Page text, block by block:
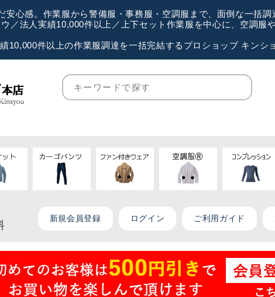
安心感。作業服から警備服・事務服・空調服まで、面倒な一括調
／法人実績10,000件以上／上下セット作業服を中心に、空調服
10,000件以上の作業服調達を一括完結するプロショップ キンシ
新規会員登録 ログイン ご利用ガイド